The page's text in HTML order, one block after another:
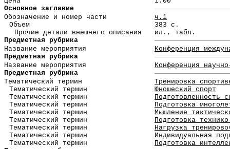
Основное заглавие
Обозначение и номер части
ч.1
Объем
383 с.
Прочие детали внешнего описания
ил., табл.
Предметная рубрика
Название мероприятия
Конференция
Предметная рубрика
Название мероприятия
Конференция
Предметная рубрика
Тематический термин
Тренировка
Тематический термин
Юношеский спорт
Тематический термин
Подготовленность
Тематический термин
Подготовка
Тематический термин
Мышление
Тематический термин
Подготовка
Тематический термин
Нагрузка
Тематический термин
Индивидуальная
Тематический термин
Подготовка